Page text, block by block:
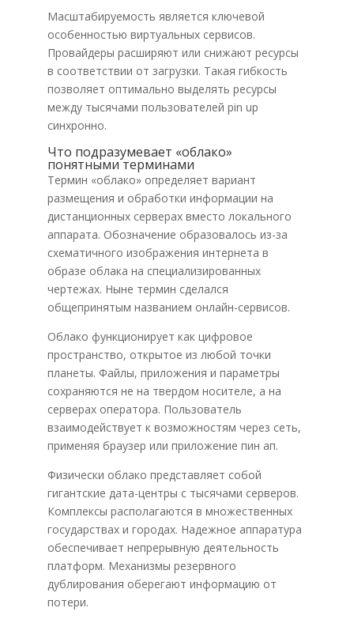
Масштабируемость является ключевой
особенностью виртуальных сервисов.
Провайдеры расширяют или снижают ресурсы
в соответствии от загрузки. Такая гибкость
позволяет оптимально выделять ресурсы
между тысячами пользователей pin up
синхронно.
Что подразумевает «облако»
понятными терминами
Термин «облако» определяет вариант
размещения и обработки информации на
дистанционных серверах вместо локального
аппарата. Обозначение образовалось из-за
схематичного изображения интернета в
образе облака на специализированных
чертежах. Ныне термин сделался
общепринятым названием онлайн-сервисов.
Облако функционирует как цифровое
пространство, открытое из любой точки
планеты. Файлы, приложения и параметры
сохраняются не на твердом носителе, а на
серверах оператора. Пользователь
взаимодействует к возможностям через сеть,
применяя браузер или приложение пин ап.
Физически облако представляет собой
гигантские дата-центры с тысячами серверов.
Комплексы располагаются в множественных
государствах и городах. Надежное аппаратура
обеспечивает непрерывную деятельность
платформ. Механизмы резервного
дублирования оберегают информацию от
потери.